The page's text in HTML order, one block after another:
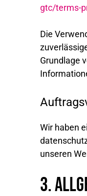
gtc/terms-
Die
Grundlage
Wir haben
unseren
3.